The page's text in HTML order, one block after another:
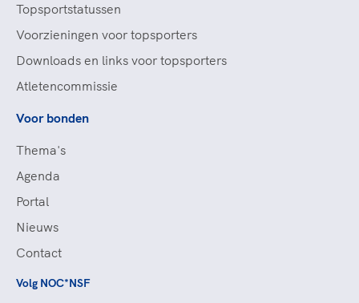
Topsportstatussen
Voorzieningen voor topsporters
Downloads en links voor topsporters
Atletencommissie
Voor bonden
Thema's
Agenda
Portal
Nieuws
Contact
Volg NOC*NSF